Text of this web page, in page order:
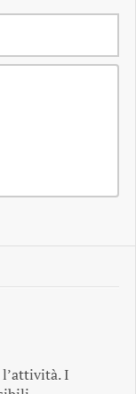
l’attività. I